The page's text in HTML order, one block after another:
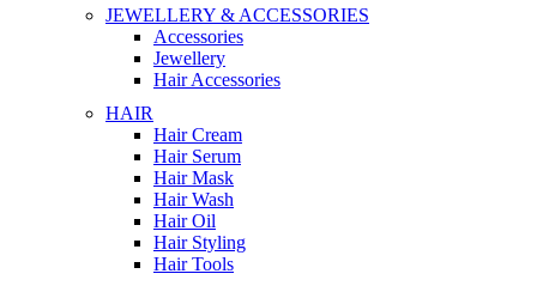
JEWELLERY & ACCESSORIES
Accessories
Jewellery
Hair Accessories
HAIR
Hair Cream
Hair Serum
Hair Mask
Hair Wash
Hair Oil
Hair Styling
Hair Tools